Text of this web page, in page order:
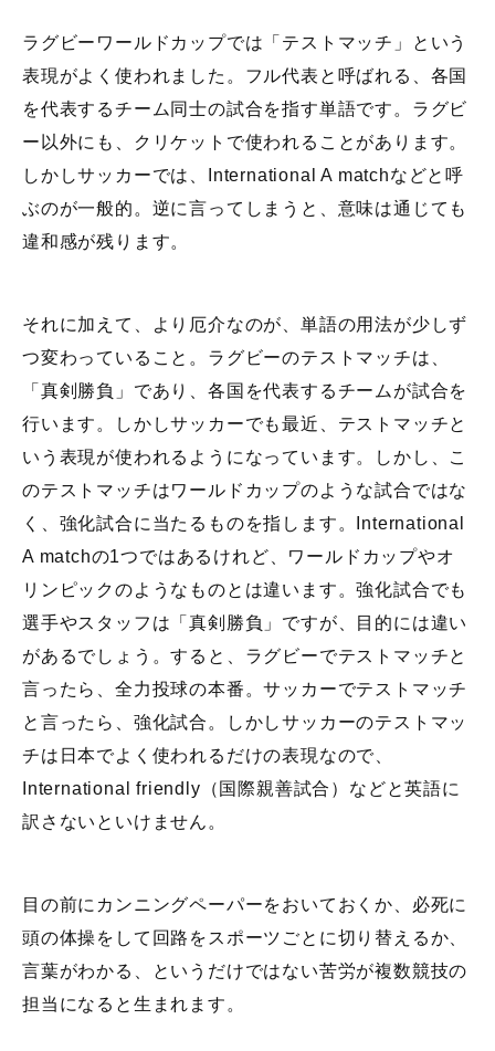
ラグビーワールドカップでは「テストマッチ」という
表現がよく使われました。フル代表と呼ばれる、各国
を代表するチーム同士の試合を指す単語です。ラグビ
ー以外にも、クリケットで使われることがあります。
しかしサッカーでは、International A matchなどと呼
ぶのが一般的。逆に言ってしまうと、意味は通じても
違和感が残ります。
それに加えて、より厄介なのが、単語の用法が少しず
つ変わっていること。ラグビーのテストマッチは、
「真剣勝負」であり、各国を代表するチームが試合を
行います。しかしサッカーでも最近、テストマッチと
いう表現が使われるようになっています。しかし、こ
のテストマッチはワールドカップのような試合ではな
く、強化試合に当たるものを指します。International
A matchの1つではあるけれど、ワールドカップやオ
リンピックのようなものとは違います。強化試合でも
選手やスタッフは「真剣勝負」ですが、目的には違い
があるでしょう。すると、ラグビーでテストマッチと
言ったら、全力投球の本番。サッカーでテストマッチ
と言ったら、強化試合。しかしサッカーのテストマッ
チは日本でよく使われるだけの表現なので、
International friendly（国際親善試合）などと英語に
訳さないといけません。
目の前にカンニングペーパーをおいておくか、必死に
頭の体操をして回路をスポーツごとに切り替えるか、
言葉がわかる、というだけではない苦労が複数競技の
担当になると生まれます。